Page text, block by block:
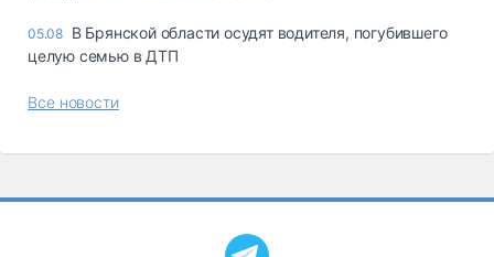
05.08 В Брянской области осудят водителя, погубившего
целую семью в ДТП
Все новости